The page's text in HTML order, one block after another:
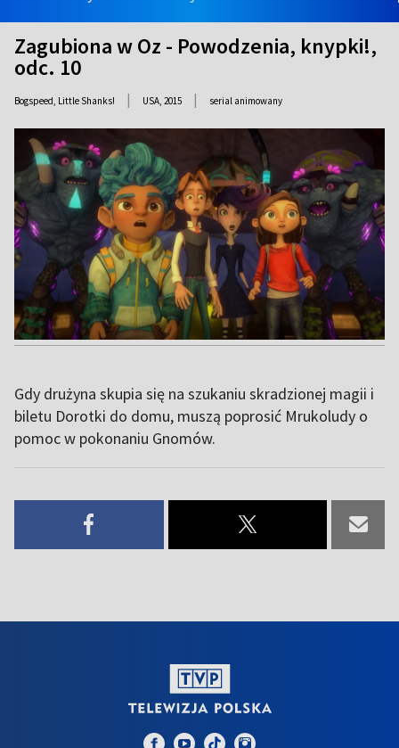
Zagubiona w Oz - Powodzenia, knypki!,
odc. 10
Bogspeed, Little Shanks! | USA, 2015 | serial animowany
Gdy drużyna skupia się na szukaniu skradzionej magii i
biletu Dorotki do domu, muszą poprosić Mrukoludy o
pomoc w pokonaniu Gnomów.